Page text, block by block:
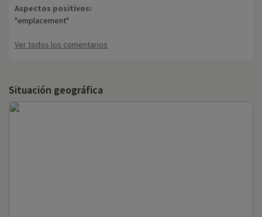
Aspectos positivos:
"emplacement"
Ver todos los comentarios
Situación geográfica